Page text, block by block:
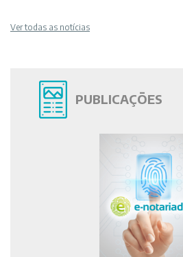
Ver todas as notícias
PUBLICAÇÕES